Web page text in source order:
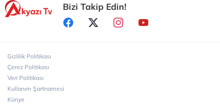
Sakarya Büyükşehir Belediyesi’nden Özel
Gereksinimli Gençlere Güvenli Yaşam
Bizi Takip Edin!
Gizlilik Politikası
Çerez Politikası
Veri Politikası
Kullanım Şartnamesi
Künye